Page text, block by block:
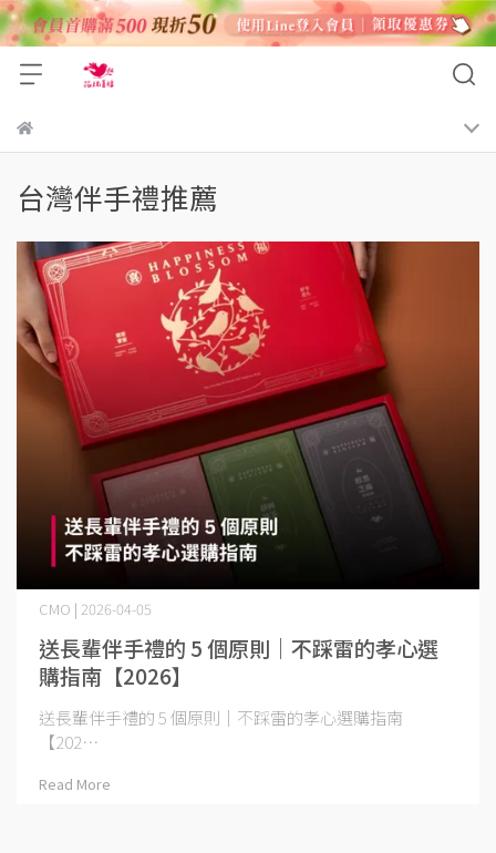
台灣伴手禮推薦
送長輩伴手禮的 5 個原則｜不踩雷的孝心選
購指南【2026】
CMO | 2026-04-05
送長輩伴手禮的 5 個原則｜不踩雷的孝心選購指南
【202⋯
Read More